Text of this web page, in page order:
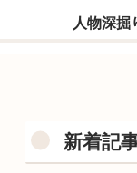
人物深掘
新着記